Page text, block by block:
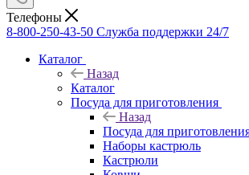
Телефоны
8-800-250-43-50 Служба поддержки 24/7
Каталог
Назад
Каталог
Посуда для приготовления
Назад
Посуда для
Наборы кастрюль
Кастрюли